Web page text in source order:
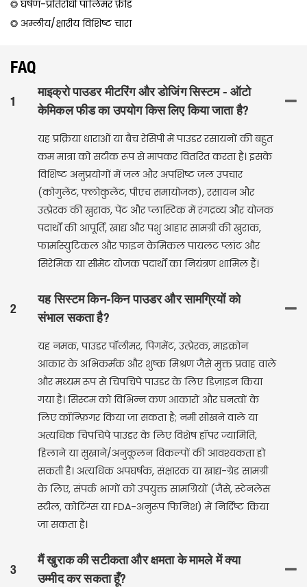
◎ घर्षण-प्रतिरोधी पॉलिमर फ़ीड
◎ अम्लीय/क्षारीय विशिष्ट चारा
FAQ
1
माइक्रो पाउडर मीटरिंग और डोजिंग सिस्टम - ऑटो
केमिकल फीड का उपयोग किस लिए किया जाता है?
यह प्रक्रिया धाराओं या बैच रेसिपी में पाउडर रसायनों की बहुत
कम मात्रा को सटीक रूप से मापकर वितरित करता है। इसके
विशिष्ट अनुप्रयोगों में जल और अपशिष्ट जल उपचार
(कोगुलेंट, फ्लोकुलेंट, पीएच समायोजक), रसायन और
उत्प्रेरक की खुराक, पेंट और प्लास्टिक में रंगद्रव्य और योजक
पदार्थों की आपूर्ति, खाद्य और पशु आहार सामग्री की खुराक,
फार्मास्युटिकल और फाइन केमिकल पायलट प्लांट और
सिरेमिक या सीमेंट योजक पदार्थों का नियंत्रण शामिल हैं।
2
यह सिस्टम किन-किन पाउडर और सामग्रियों को
संभाल सकता है?
यह नमक, पाउडर पॉलीमर, पिगमेंट, उत्प्रेरक, माइक्रोन
आकार के अभिकर्मक और शुष्क मिश्रण जैसे मुक्त प्रवाह वाले
और मध्यम रूप से चिपचिपे पाउडर के लिए डिज़ाइन किया
गया है। सिस्टम को विभिन्न कण आकारों और घनत्वों के
लिए कॉन्फ़िगर किया जा सकता है; नमी सोखने वाले या
अत्यधिक चिपचिपे पाउडर के लिए विशेष हॉपर ज्यामिति,
हिलाने या सुखाने/अनुकूलन विकल्पों की आवश्यकता हो
सकती है। अत्यधिक अपघर्षक, संक्षारक या खाद्य-ग्रेड सामग्री
के लिए, संपर्क भागों को उपयुक्त सामग्रियों (जैसे, स्टेनलेस
स्टील, कोटिंग्स या FDA-अनुरूप फिनिश) में निर्दिष्ट किया
जा सकता है।
3
मैं खुराक की सटीकता और क्षमता के मामले में क्या
उम्मीद कर सकता हूँ?